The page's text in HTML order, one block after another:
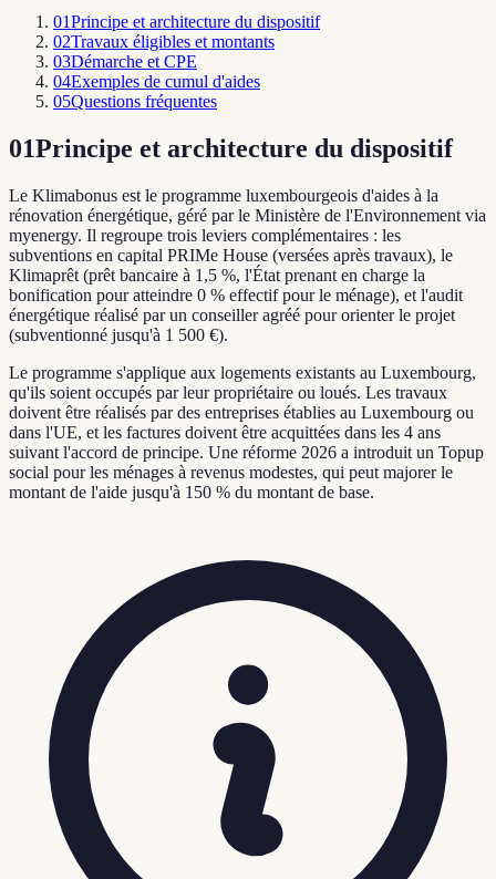
01Principe et architecture du dispositif
02Travaux éligibles et montants
03Démarche et CPE
04Exemples de cumul d'aides
05Questions fréquentes
01Principe et architecture du dispositif
Le Klimabonus est le programme luxembourgeois d'aides à la
rénovation énergétique, géré par le Ministère de l'Environnement via
myenergy. Il regroupe trois leviers complémentaires : les
subventions en capital PRIMe House (versées après travaux), le
Klimaprêt (prêt bancaire à 1,5 %, l'État prenant en charge la
bonification pour atteindre 0 % effectif pour le ménage), et l'audit
énergétique réalisé par un conseiller agréé pour orienter le projet
(subventionné jusqu'à 1 500 €).
Le programme s'applique aux logements existants au Luxembourg,
qu'ils soient occupés par leur propriétaire ou loués. Les travaux
doivent être réalisés par des entreprises établies au Luxembourg ou
dans l'UE, et les factures doivent être acquittées dans les 4 ans
suivant l'accord de principe. Une réforme 2026 a introduit un Topup
social pour les ménages à revenus modestes, qui peut majorer le
montant de l'aide jusqu'à 150 % du montant de base.